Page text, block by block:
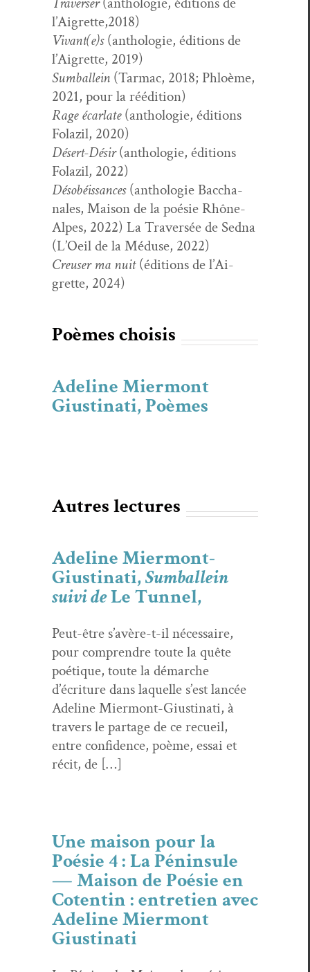
l’Aigrette,2018)
Vivant(e)s(antholo­gie, édi­tions de
l’Ai­grette, 2019)
Sum­ballein (Tar­mac, 2018; Phloème,
2021, pour la réédition)
Rage écar­late(antholo­gie, édi­tions
Folazil, 2020)
Désert-Désir(antholo­gie, édi­tions
Folazil, 2022)
Dé­sobéis­sances(antholo­gie Bac­cha­
nales, Mai­son de la poésie Rhône-
Alpes, 2022) La Tra­versée de Sed­na
(L’Oeil de la Mé­duse, 2022)
Creuser ma nuit(édi­tions de l’Ai­
grette, 2024)
Poèmes choi­sis
Adeline Miermont
Giustinati, Poèmes
Autres lec­tures
Adeline Miermont-
Giustinati,Sumballein
suivi deLe Tunnel,
Peut-être s’avère-t-il néces­saire,
pour com­pren­dre toute la quête
poé­tique, toute la démarche
d’écriture dans laque­lle s’est lancée
Ade­line Mier­mont-Giusti­nati, à
tra­vers le partage de ce recueil,
entre con­fi­dence, poème, essai et
réc­it, de […]
Une maison pour la
Poésie 4 : La Péninsule
— Maison de Poésie en
Cotentin : entretien avec
Adeline Miermont
Giustinati